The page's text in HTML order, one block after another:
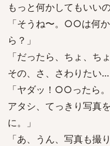
もっと何かしてもいいの
「そうね〜。○○は何
ら？」
「だったら、ちょ、ち
その、さ、さわりたい
「ヤダッ！○○ったら。
アタシ、てっきり写真
に。」
「あ、うん、写真も撮